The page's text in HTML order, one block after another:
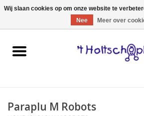
Home
spellen
Paraplu M Robots
Wij slaan cookies op om onze website te
Nee
Meer over